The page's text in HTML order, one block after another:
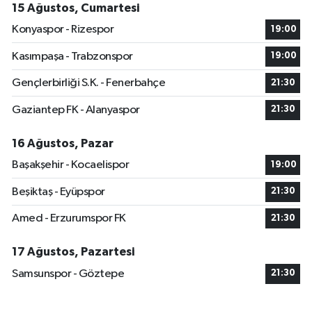
15 Ağustos, Cumartesi
Konyaspor - Rizespor
19:00
Kasımpaşa - Trabzonspor 19:00
Gençlerbirliği S.K. - Fenerbahçe 21:30
Gaziantep FK - Alanyaspor 21:30
16 Ağustos, Pazar
Başakşehir - Kocaelispor
19:00
Beşiktaş - Eyüpspor 21:30
Amed - Erzurumspor FK 21:30
17 Ağustos, Pazartesi
Samsunspor - Göztepe
21:30